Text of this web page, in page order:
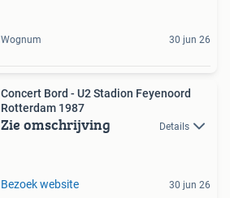
Wognum 30 jun 26
Concert Bord - U2 Stadion Feyenoord
Rotterdam 1987
Zie omschrijving Details
Bezoek website 30 jun 26